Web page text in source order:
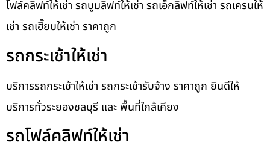
โฟล์คลิฟท์ให้เช่า รถบูมลิฟท์ให้เช่า รถเอ็กลิฟท์ให้เช่า รถเครนให้
เช่า รถเฮี๊ยบให้เช่า ราคาถูก
รถกระเช้าให้เช่า
บริการรถกระเช้าให้เช่า รถกระเช้ารับจ้าง ราคาถูก ยินดีให้
บริการทั่วระยองชลบุรี และ พื้นที่ใกล้เคียง
รถโฟล์คลิฟท์ให้เช่า